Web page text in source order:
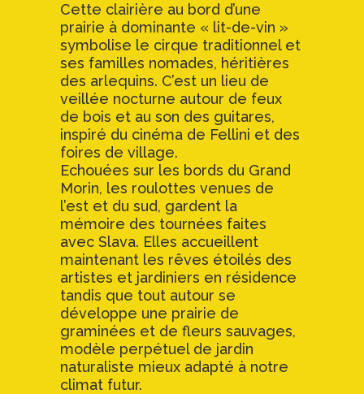
Cette clairière au bord d’une
prairie à dominante « lit-de-vin »
symbolise le cirque traditionnel et
ses familles nomades, héritières
des arlequins. C’est un lieu de
veillée nocturne autour de feux
de bois et au son des guitares,
inspiré du cinéma de Fellini et des
foires de village.
Echouées sur les bords du Grand
Morin, les roulottes venues de
l’est et du sud, gardent la
mémoire des tournées faites
avec Slava. Elles accueillent
maintenant les rêves étoilés des
artistes et jardiniers en résidence
tandis que tout autour se
développe une prairie de
graminées et de fleurs sauvages,
modèle perpétuel de jardin
naturaliste mieux adapté à notre
climat futur.